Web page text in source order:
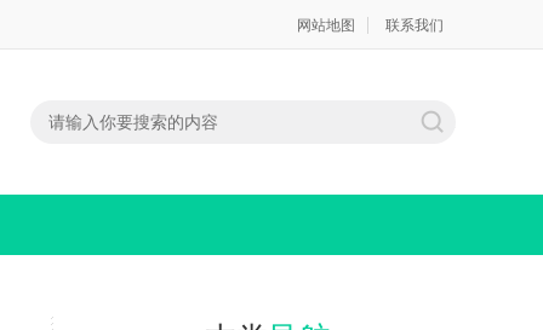
网站地图 联系我们